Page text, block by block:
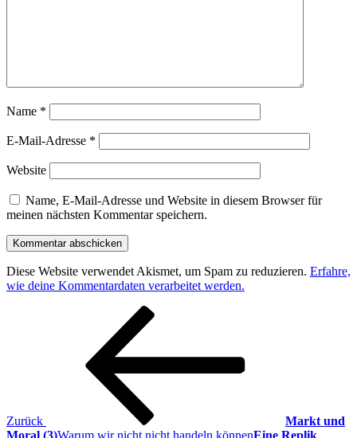
Name *
E-Mail-Adresse *
Website
Name, E-Mail-Adresse und Website in diesem Browser für
meinen nächsten Kommentar speichern.
Diese Website verwendet Akismet, um Spam zu reduzieren. Erfahre,
wie deine Kommentardaten verarbeitet werden.
Beitragsnavigation
Zurück
Markt und
Moral (3)Warum wir nicht nicht handeln könnenEine Replik